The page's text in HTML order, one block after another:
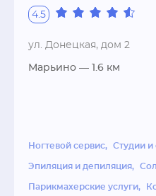
Наша главная задача
любовь к своему
Вам услуги
ресниц, педикюрный
парикмахерский зал.
уровня подберут
для Вас; Все виды
давно
4.5
ул. Донецкая, дом 2
Марьино — 1.6 км
Ногтевой сервис Студии и
Эпиляция и депиляция
Парикмахерские услуги